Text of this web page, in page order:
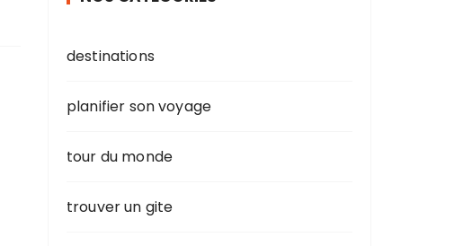
destinations
planifier son voyage
tour du monde
trouver un gite